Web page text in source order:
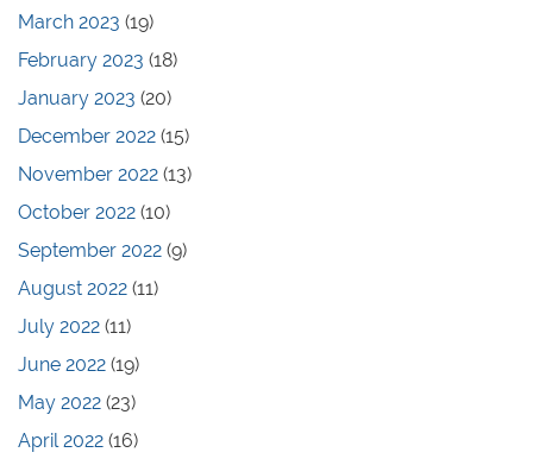
March 2023 (19)
February 2023 (18)
January 2023 (20)
December 2022 (15)
November 2022 (13)
October 2022 (10)
September 2022 (9)
August 2022 (11)
July 2022 (11)
June 2022 (19)
May 2022 (23)
April 2022 (16)